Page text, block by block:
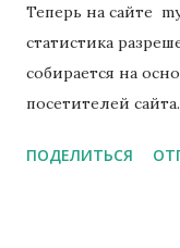
Теперь на сайте
статистика
собирается на
посетителей
Статистика
ПОДЕЛИТЬСЯ